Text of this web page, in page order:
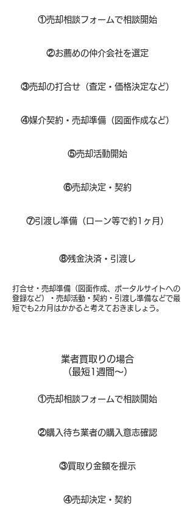
①​売却相談フォームで相談開始
②お薦めの仲介会社を選定
③売却の打合せ（査定・価格決定など）
④媒介契約・売却準備（図面作成など）
⑤売却活動開始
⑥売却決定・契約
⑦引渡し準備（ローン等で約1ヶ月）
打合せ・売却準備（図面作成、ポータルサイトへの
登録など）・売却活動・契約・引渡し準備などで最
短でも2カ月はかかると考えておきましょう。
⑧​残金決済・引渡し
業者買取りの場合
（​最短1週間～）
①​売却相談フォームで相談開始
②購入待ち業者の購入意志確認
③買取り金額を提示
④売却決定・契約